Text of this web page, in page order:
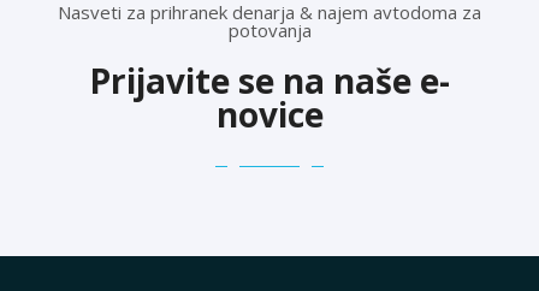
Nasveti za prihranek denarja & najem avtodoma za
potovanja
Prijavite se na naše e-
novice